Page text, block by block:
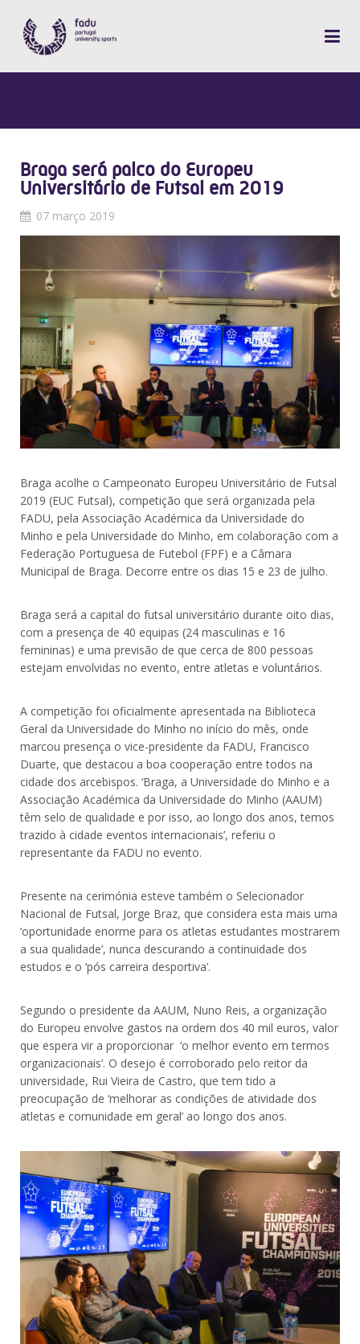
Braga será palco do Europeu
Universitário de Futsal em 2019
07 março 2019
Braga acolhe o Campeonato Europeu Universitário de Futsal
2019 (EUC Futsal), competição que será organizada pela
FADU, pela Associação Académica da Universidade do
Minho e pela Universidade do Minho, em colaboração com a
Federação Portuguesa de Futebol (FPF) e a Câmara
Municipal de Braga. Decorre entre os dias 15 e 23 de julho.
Braga será a capital do futsal universitário durante oito dias,
com a presença de 40 equipas (24 masculinas e 16
femininas) e uma previsão de que cerca de 800 pessoas
estejam envolvidas no evento, entre atletas e voluntários.
A competição foi oficialmente apresentada na Biblioteca
Geral da Universidade do Minho no início do mês, onde
marcou presença o vice-presidente da FADU, Francisco
Duarte, que destacou a boa cooperação entre todos na
cidade dos arcebispos. ‘Braga, a Universidade do Minho e a
Associação Académica da Universidade do Minho (AAUM)
têm selo de qualidade e por isso, ao longo dos anos, temos
trazido à cidade eventos internacionais’, referiu o
representante da FADU no evento.
Presente na cerimónia esteve também o Selecionador
Nacional de Futsal, Jorge Braz, que considera esta mais uma
‘oportunidade enorme para os atletas estudantes mostrarem
a sua qualidade’, nunca descurando a continuidade dos
estudos e o ‘pós carreira desportiva’.
Segundo o presidente da AAUM, Nuno Reis, a organização
do Europeu envolve gastos na ordem dos 40 mil euros, valor
que espera vir a proporcionar ‘o melhor evento em termos
organizacionais’. O desejo é corroborado pelo reitor da
universidade, Rui Vieira de Castro, que tem tido a
preocupação de ‘melhorar as condições de atividade dos
atletas e comunidade em geral’ ao longo dos anos.